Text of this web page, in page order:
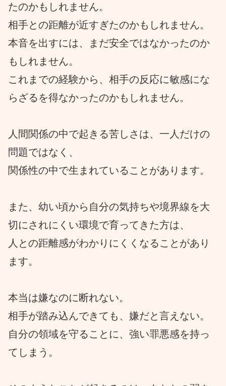
たのかもしれません。
相手との距離が近すぎたのかもしれません。
本音を出すには、まだ安全ではなかったのか
もしれません。
これまでの経験から、相手の反応に敏感にな
らざるを得なかったのかもしれません。
人間関係の中で起きる苦しさは、一人だけの
問題ではなく、
関係性の中で生まれていることがあります。
また、幼い頃から自分の気持ちや境界線を大
切にされにくい環境で育ってきた方は、
人との距離感がわかりにくくなることがあり
ます。
本当は嫌なのに断れない。
相手が踏み込んできても、嫌だと言えない。
自分の領域を守ることに、強い罪悪感を持っ
てしまう。